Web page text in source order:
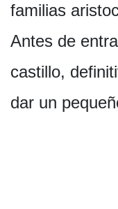
familias
Antes de
castillo,
dar un